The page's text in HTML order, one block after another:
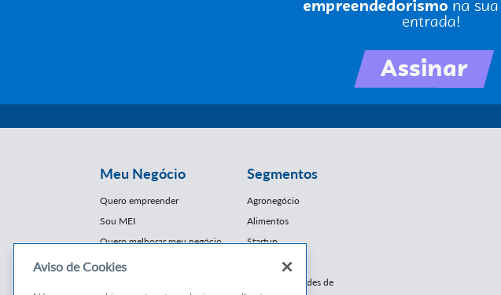
Meu Negócio
Quero empreender
Sou MEI
Quero melhorar meu negócio
Segmentos
Agronegócio
Alimentos
Startup
E-Commerce
Franquias / Redes de
Cooperação
Aviso de Cookies